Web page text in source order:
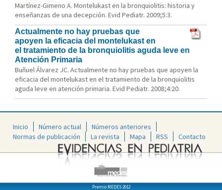
Martínez-Gimeno A. Montelukast en la bronquiolitis: historia y
enseñanzas de una decepción. Evid Pediatr. 2009;5:3.
Actualmente no hay pruebas que
apoyen la eficacia del montelukast en
el tratamiento de la bronquiolitis aguda leve en
Atención Primaria
Buñuel Álvarez JC. Actualmente no hay pruebas que apoyen la
eficacia del montelukast en el tratamiento de la bronquiolitis
aguda leve en atención primaria. Evid Pediatr. 2008;4:20.
Inicio Número actual
Números anteriores
Normas de publicación
La revista Mapa RSS Contacto
Premio MEDES 2012